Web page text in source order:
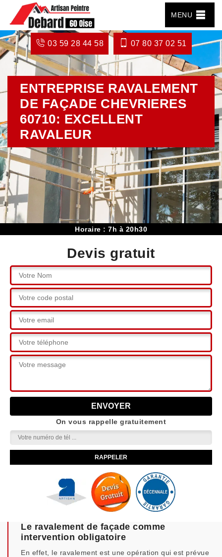
MENU
03 59 28 44 58 07 80 37 02 51
ENTREPRISE RAVALEMENT
DE FAÇADE CHEVRIERES
60710: EXCELLENT
RAVALEUR
Horaire : 7h à 20h30
Devis gratuit
On vous rappelle gratuitement
Le ravalement de façade comme
intervention obligatoire
En effet, le ravalement est une opération qui est prévue